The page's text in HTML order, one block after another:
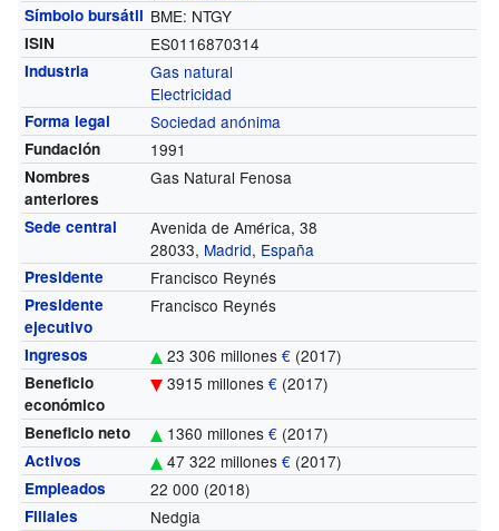
Símbolo bursátil BME: NTGY
ISIN ES0116870314
Industria
Gas natural
Electricidad
Forma legal Sociedad anónima
Fundación 1991
Nombres
anteriores
Gas Natural Fenosa
Sede central
Avenida de América, 38
28033, Madrid, España
Presidente Francisco Reynés
Presidente
ejecutivo
Francisco Reynés
Ingresos 23 306 millones€ (2017)
Beneficio
económico
3915 millones€ (2017)
Beneficio neto 1360 millones€ (2017)
Activos 47 322 millones€ (2017)
Empleados 22 000 (2018)
Filiales Nedgia